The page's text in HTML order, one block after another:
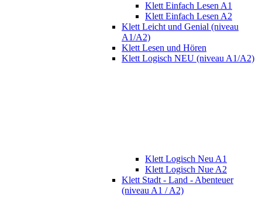
Klett Einfach Lesen A1
Klett Einfach Lesen A2
Klett Leicht und Genial (niveau
A1/A2)
Klett Lesen und Hören
Klett Logisch NEU (niveau A1/A2)
Klett Logisch Neu A1
Klett Logisch Nue A2
Klett Stadt - Land - Abenteuer
(niveau A1 / A2)